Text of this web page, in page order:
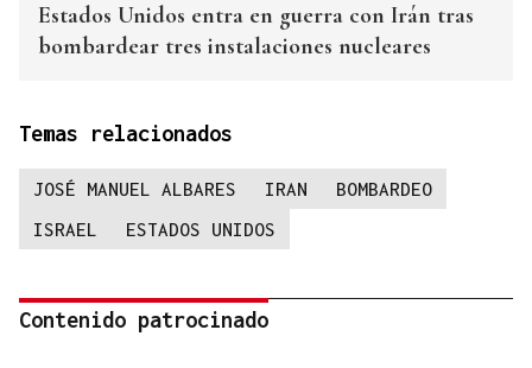
Estados Unidos entra en guerra con Irán tras
bombardear tres instalaciones nucleares
Temas relacionados
JOSÉ MANUEL ALBARES IRAN
BOMBARDEO
ISRAEL
ESTADOS UNIDOS
Contenido patrocinado